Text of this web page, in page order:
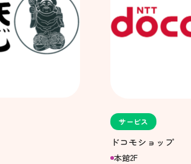
サービス
ドコモショップ
本館2F